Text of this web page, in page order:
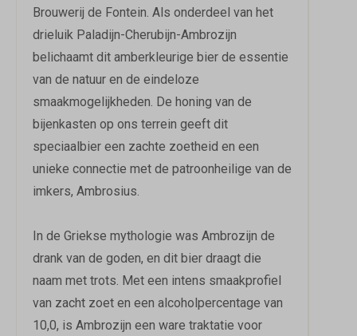
Brouwerij de Fontein. Als onderdeel van het
drieluik Paladijn-Cherubijn-Ambrozijn
belichaamt dit amberkleurige bier de essentie
van de natuur en de eindeloze
smaakmogelijkheden. De honing van de
bijenkasten op ons terrein geeft dit
speciaalbier een zachte zoetheid en een
unieke connectie met de patroonheilige van de
imkers, Ambrosius.
In de Griekse mythologie was Ambrozijn de
drank van de goden, en dit bier draagt die
naam met trots. Met een intens smaakprofiel
van zacht zoet en een alcoholpercentage van
10,0, is Ambrozijn een ware traktatie voor